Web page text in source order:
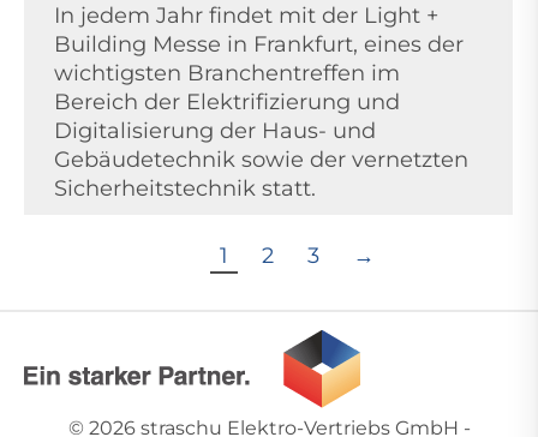
In jedem Jahr findet mit der Light +
Building Messe in Frankfurt, eines der
wichtigsten Branchentreffen im
Bereich der Elektrifizierung und
Digitalisierung der Haus- und
Gebäudetechnik sowie der vernetzten
Sicherheitstechnik statt.
1 2 3 →
© 2026 straschu Elektro-Vertriebs GmbH -